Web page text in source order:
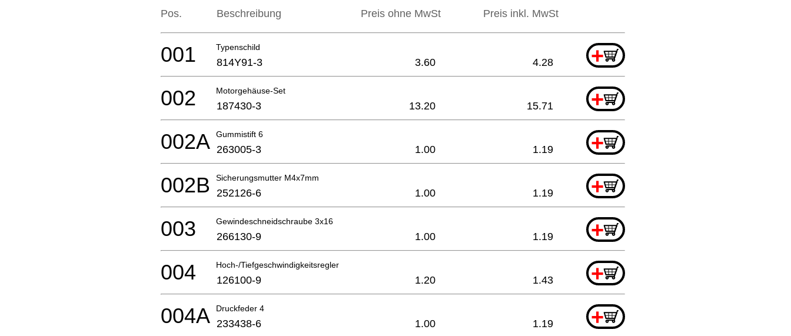
Pos. Beschreibung Preis ohne MwSt Preis inkl. MwSt
Typenschild +
001 814Y91-3 3.60 4.28
Motorgehäuse-Set +
002 187430-3 13.20 15.71
Gummistift 6 +
002A 263005-3 1.00 1.19
Sicherungsmutter M4x7mm +
002B 252126-6 1.00 1.19
Gewindeschneidschraube 3x16 +
003 266130-9 1.00 1.19
Hoch-/Tiefgeschwindigkeitsregler +
004 126100-9 1.20 1.43
Druckfeder 4 +
004A 233438-6 1.00 1.19